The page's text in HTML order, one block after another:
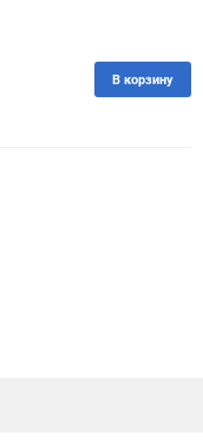
150
В корзину